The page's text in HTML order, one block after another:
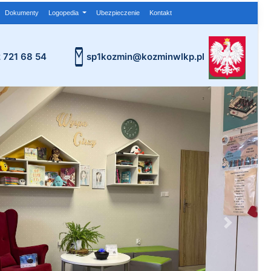
Dokumenty Logopedia Ubezpieczenie Kontakt
68 54 sp1kozmin@kozminwlkp.pl